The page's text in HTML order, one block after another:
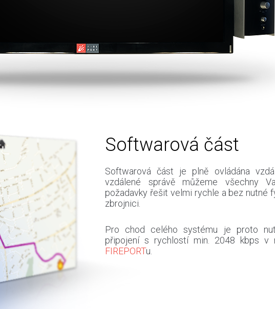
Softwarová část
Softwarová část je plně ovládána
vzdálené správě můžeme všechny
požadavky řešit velmi rychle a bez nutné
zbrojnici.
Pro chod celého systému je proto
připojení s rychlostí min. 2048 kbps v
FIREPORTu.